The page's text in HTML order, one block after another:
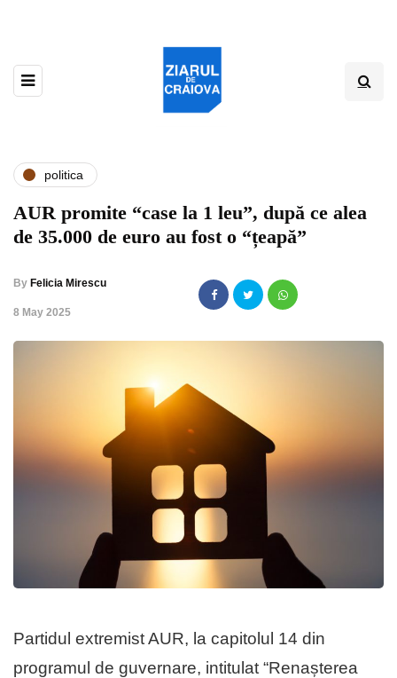
politica
AUR promite “case la 1 leu”, după ce alea
de 35.000 de euro au fost o “țeapă”
By Felicia Mirescu
,8 May 2025
Partidul extremist AUR, la capitolul 14 din
programul de guvernare, intitulat “Renașterea